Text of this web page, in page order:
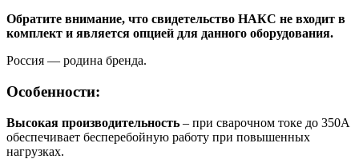
Обратите внимание, что свидетельство НАКС не входит в
комплект и является опцией для данного оборудования.
Россия — родина бренда.
Особенности:
Высокая производительность – при сварочном токе до 350А
обеспечивает бесперебойную работу при повышенных
нагрузках.